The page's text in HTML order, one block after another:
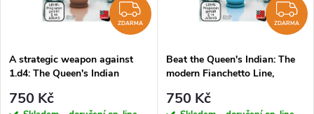
p
r
s
p
ZDARMA
ZDARMA
A strategic weapon against
1.d4: The Queen's Indian
verze ke stažení (anglicky)
750 Kč
ZDARMA
Beat the Queen's Indian: The
modern Fianchetto Line,
stažení (anglicky)
750 Kč